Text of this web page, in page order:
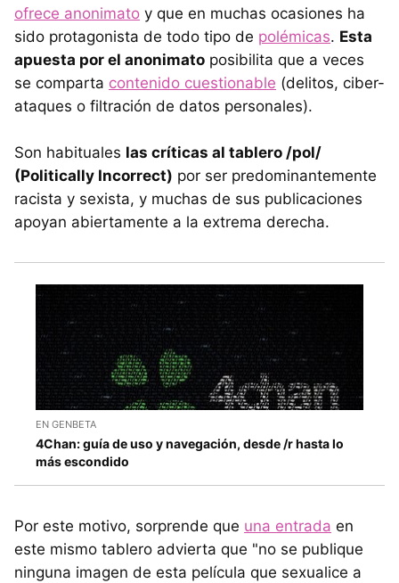
ofrece anonimato y que en muchas ocasiones ha
sido protagonista de todo tipo de polémicas. Esta
apuesta por el anonimato posibilita que a veces
se comparta contenido cuestionable (delitos, ciber-
ataques o filtración de datos personales).
Son habituales las críticas al tablero /pol/
(Politically Incorrect) por ser predominantemente
racista y sexista, y muchas de sus publicaciones
apoyan abiertamente a la extrema derecha.
EN GENBETA
4Chan: guía de uso y navegación, desde /r hasta lo
más escondido
Por este motivo, sorprende que una entrada en
este mismo tablero advierta que "no se publique
ninguna imagen de esta película que sexualice a